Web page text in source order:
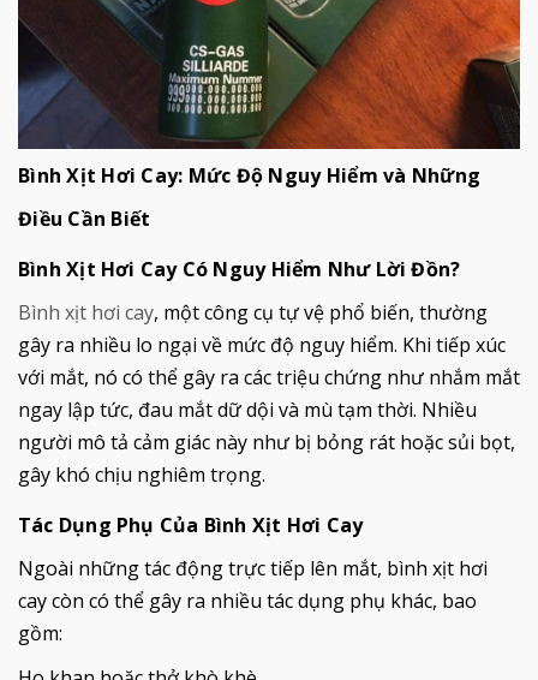
Bình Xịt Hơi Cay: Mức Độ Nguy Hiểm và Những
Điều Cần Biết
Bình Xịt Hơi Cay Có Nguy Hiểm Như Lời Đồn?
Bình xịt hơi cay, một công cụ tự vệ phổ biến, thường
gây ra nhiều lo ngại về mức độ nguy hiểm. Khi tiếp xúc
với mắt, nó có thể gây ra các triệu chứng như nhắm mắt
ngay lập tức, đau mắt dữ dội và mù tạm thời. Nhiều
người mô tả cảm giác này như bị bỏng rát hoặc sủi bọt,
gây khó chịu nghiêm trọng.
Tác Dụng Phụ Của Bình Xịt Hơi Cay
Ngoài những tác động trực tiếp lên mắt, bình xịt hơi
cay còn có thể gây ra nhiều tác dụng phụ khác, bao
gồm: